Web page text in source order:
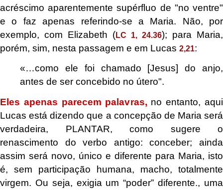
acréscimo aparentemente supérfluo de "no ventre"
e o faz apenas referindo-se a Maria. Não, por
exemplo, com Elizabeth (LC 1, 24.36); para Maria,
porém, sim, nesta passagem e em Lucas 2,21:
«…como ele foi chamado [Jesus] do anjo,
antes de ser concebido no útero".
Eles apenas parecem palavras, no entanto, aqui
Lucas está dizendo que a concepção de Maria será
verdadeira, PLANTAR, como sugere o
renascimento do verbo antigo: conceber; ainda
assim será novo, único e diferente para Maria, isto
é, sem participação humana, macho, totalmente
virgem. Ou seja, exigia um “poder” diferente., uma